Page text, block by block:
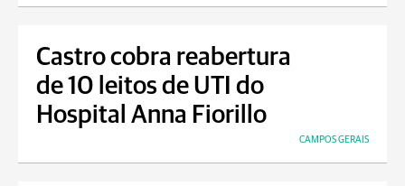
Castro cobra reabertura
de 10 leitos de UTI do
Hospital Anna Fiorillo
CAMPOS GERAIS